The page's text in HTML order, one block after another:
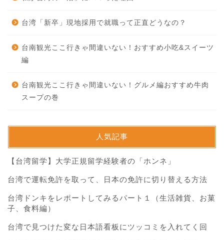
台湾「新卒」現地採用で就職って正直どうなの？
台南観光ここ行きゃ間違いない！おすすめ小吃&スイーツ
編
台南観光ここ行きゃ間違いない！グルメ編おすすめ牛肉
スープの巻
人気記事
【台湾留学】大学正規留学経験者の「ホンネ」
台湾で運転免許を取って、日本の免許に切り替える方法
台湾ドンキをレポートしてみるパート１（生活雑貨、お菓
子、食料編）
台湾で見つけた変な日本語看板にツッコミを入れてく回